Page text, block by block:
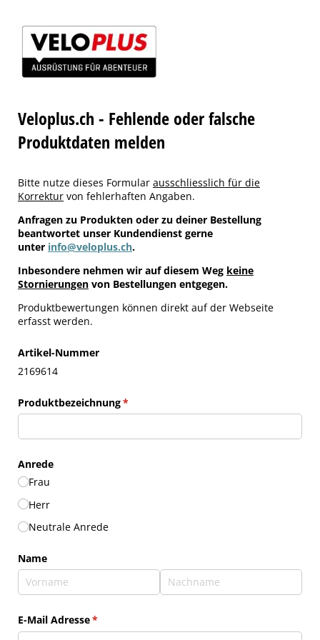
Veloplus.ch - Fehlende oder falsche
Produktdaten melden
Bitte nutze dieses Formular ausschliesslich für die
Korrektur von fehlerhaften Angaben.
Anfragen zu Produkten oder zu deiner Bestellung
beantwortet unser Kundendienst gerne
unter info@veloplus.ch.
Inbesondere nehmen wir auf diesem Weg keine
Stornierungen von Bestellungen entgegen.
Produktbewertungen können direkt auf der Webseite
erfasst werden.
Artikel-Nummer
2169614
Produktbezeichnung*
(erforderlich)
Anrede
Frau
Herr
Neutrale Anrede
Name
E-Mail Adresse*
(erforderlich)